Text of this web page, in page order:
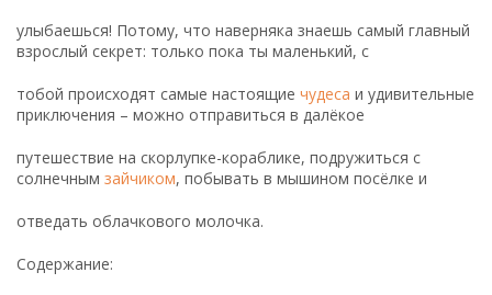
улыбаешься! Потому, что наверняка знаешь самый главный
взрослый секрет: только пока ты маленький, с
тобой происходят самые настоящие чудеса и удивительные
приключения – можно отправиться в далёкое
путешествие на скорлупке-кораблике, подружиться с
солнечным зайчиком, побывать в мышином посёлке и
отведать облачкового молочка.
Содержание: